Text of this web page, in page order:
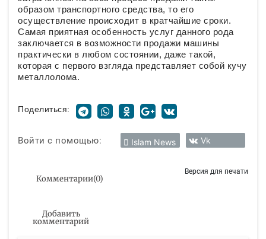
образом транспортного средства, то его
осуществление происходит в кратчайшие сроки.
Самая приятная особенность услуг данного рода
заключается в возможности продажи машины
практически в любом состоянии, даже такой,
которая с первого взгляда представляет собой кучу
металлолома.
Поделиться:
Войти с помощью: Islam News Vk
Комментарии(0)
Версия для печати
Добавить
комментарий